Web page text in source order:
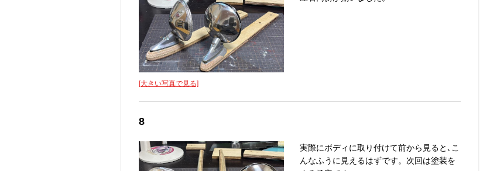
[大きい写真で見る]
8
実際にボディに取り付けて前から見ると､こ
んなふうに見えるはずです。次回は塗装を